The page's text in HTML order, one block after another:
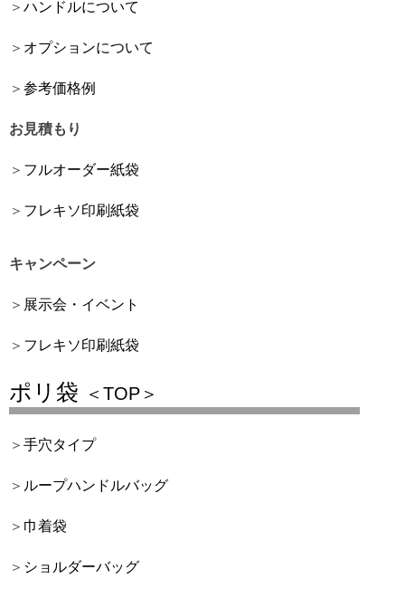
ハンドルについて
オプションについて
参考価格例
お見積もり
フルオーダー紙袋
フレキソ印刷紙袋
キャンペーン
展示会・イベント
フレキソ印刷紙袋
ポリ袋 ＜TOP＞
手穴タイプ
ループハンドルバッグ
巾着袋
ショルダーバッグ